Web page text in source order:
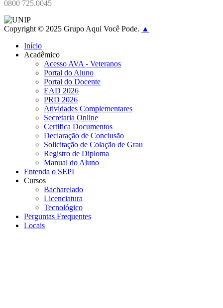
0800 725.0045
Copyright © 2025 Grupo Aqui Você Pode. ▲
Início
Acadêmico
Acesso AVA - Veteranos
Portal do Aluno
Portal do Docente
EAD 2026
PRD 2026
Atividades Complementares
Secretaria Online
Certifica Documentos
Declaração de Conclusão
Solicitação de Colação de Grau
Registro de Diploma
Manual do Aluno
Entenda o SEPI
Cursos
Bacharelado
Licenciatura
Tecnológico
Perguntas Frequentes
Locais